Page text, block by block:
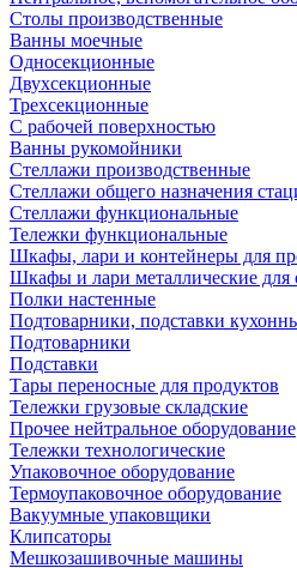
Столы производственные
Ванны моечные
Односекционные
Двухсекционные
Трехсекционные
С рабочей поверхностью
Ванны рукомойники
Стеллажи производственные
Стеллажи общего назначения
Стеллажи функциональные
Тележки функциональные
Шкафы, лари и контейнеры для
Шкафы и лари металлические для
Полки настенные
Подтоварники, подставки
Подтоварники
Подставки
Тары переносные для продуктов
Тележки грузовые складские
Прочее нейтральное оборудование
Тележки технологические
Упаковочное оборудование
Термоупаковочное оборудование
Вакуумные упаковщики
Клипсаторы
Мешкозашивочные машины